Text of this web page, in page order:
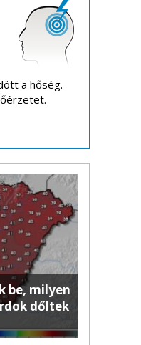
a hőség.
be, milyen
dőltek